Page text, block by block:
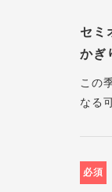
セミ
かぎ
この
なる
必須